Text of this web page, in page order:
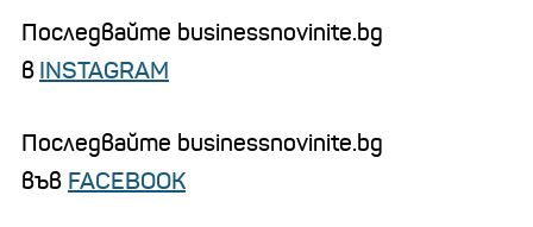
Последвайте businessnovinite.bg
в INSTAGRAM
Последвайте businessnovinite.bg
във FACEBOOK